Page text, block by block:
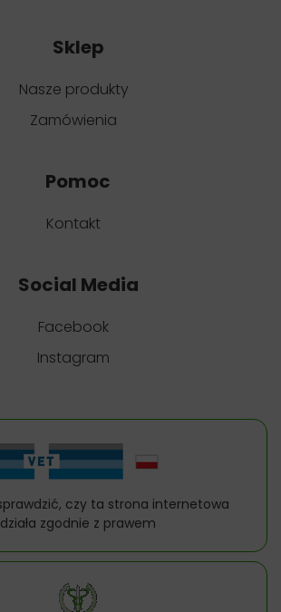
Sklep
Nasze produkty
Zamówienia
Pomoc
Kontakt
Social Media
Facebook
Instagram
czy ta strona internetowa
działa zgodnie z prawem